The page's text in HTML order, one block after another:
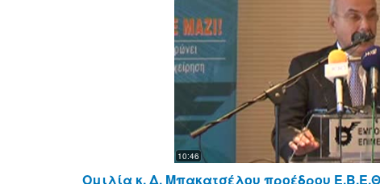
10:46
Ομιλία κ. Δ. Μπακατσέλου προέδρου